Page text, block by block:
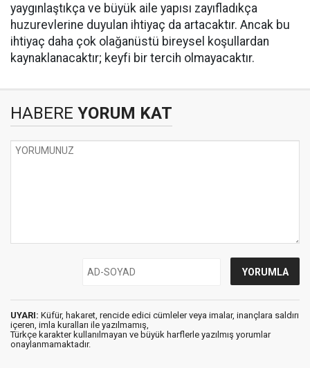
yaygınlaştıkça ve büyük aile yapısı zayıfladıkça
huzurevlerine duyulan ihtiyaç da artacaktır. Ancak bu
ihtiyaç daha çok olağanüstü bireysel koşullardan
kaynaklanacaktır; keyfi bir tercih olmayacaktır.
HABERE YORUM KAT
UYARI: Küfür, hakaret, rencide edici cümleler veya imalar, inançlara saldırı
içeren, imla kuralları ile yazılmamış,
Türkçe karakter kullanılmayan ve büyük harflerle yazılmış yorumlar
onaylanmamaktadır.